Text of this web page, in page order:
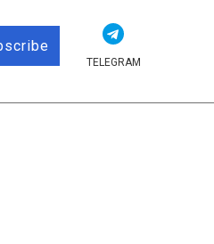
TELEGRAM